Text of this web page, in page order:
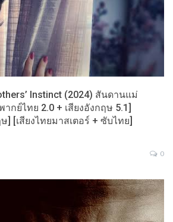
Instinct (2024) สันดานแม่
ากย์ไทย 2.0 + เสียงอังกฤษ 5.1]
] [เสียงไทยมาสเตอร์ + ซับไทย]
0